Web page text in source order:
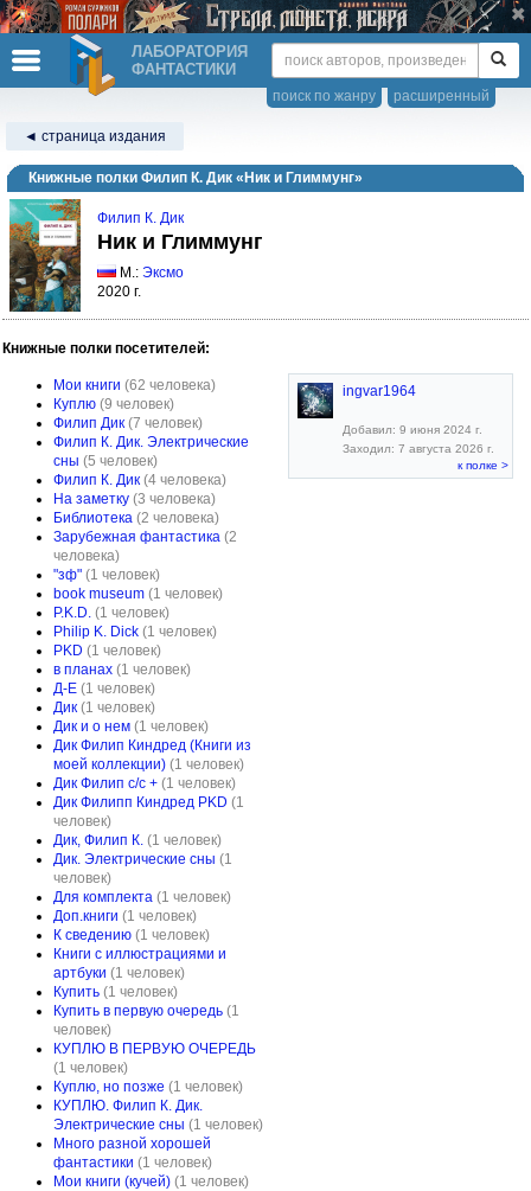
ЛАБОРАТОРИЯ
ФАНТАСТИКИ
расширенный
поиск по жанру
◄ страница издания
Книжные полки Филип К. Дик «Ник и Глиммунг»
Филип К. Дик
Ник и Глиммунг
М.: Эксмо
2020 г.
Книжные полки посетителей:
Мои книги (62 человека)
Куплю (9 человек)
Филип Дик (7 человек)
Филип К. Дик. Электрические
сны (5 человек)
Филип К. Дик (4 человека)
На заметку (3 человека)
Библиотека (2 человека)
Зарубежная фантастика (2
человека)
"зф" (1 человек)
book museum (1 человек)
P.K.D. (1 человек)
Philip K. Dick (1 человек)
PKD (1 человек)
в планах (1 человек)
Д-Е (1 человек)
Дик (1 человек)
Дик и о нем (1 человек)
Дик Филип Киндред (Книги из
моей коллекции) (1 человек)
Дик Филип с/с + (1 человек)
Дик Филипп Киндред PKD (1
человек)
Дик, Филип К. (1 человек)
Дик. Электрические сны (1
человек)
Для комплекта (1 человек)
Доп.книги (1 человек)
К сведению (1 человек)
Книги с иллюстрациями и
артбуки (1 человек)
Купить (1 человек)
Купить в первую очередь (1
человек)
КУПЛЮ В ПЕРВУЮ ОЧЕРЕДЬ
(1 человек)
Куплю, но позже (1 человек)
КУПЛЮ. Филип К. Дик.
Электрические сны (1 человек)
Много разной хорошей
фантастики (1 человек)
Мои книги (кучей) (1 человек)
ingvar1964
Добавил: 9 июня 2024 г.
Заходил: 7 августа 2026 г.
к полке >